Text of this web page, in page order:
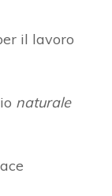
il lavoro
naturale